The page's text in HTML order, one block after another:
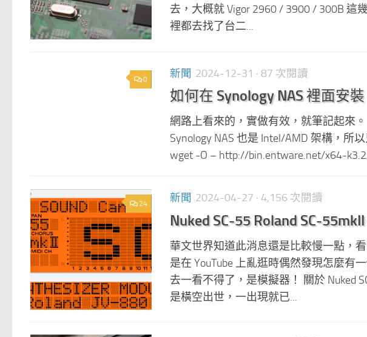
去，大概就 Vigor 2960 / 3900 / 300B 這
裡都去找了台二...
0 新聞 2024-12-31 · 87 次閱讀
如何在 Synology NAS 裡面安
網路上看來的，實做有效，就筆記起來
Synology NAS 也是 Intel/AMD 架構，所
wget -O – http://bin.entware.net/x64-
24 新聞 2024-04-27 · 4,156 次閱讀
Nuked SC-55 Roland SC-
華文世界知道此消息還是比較慢一點，
是在 YouTube 上亂逛時偶然發現怎麼有
去一看不得了，是模擬器！ 關於 Nuked
是橫空出世，一出現就已...